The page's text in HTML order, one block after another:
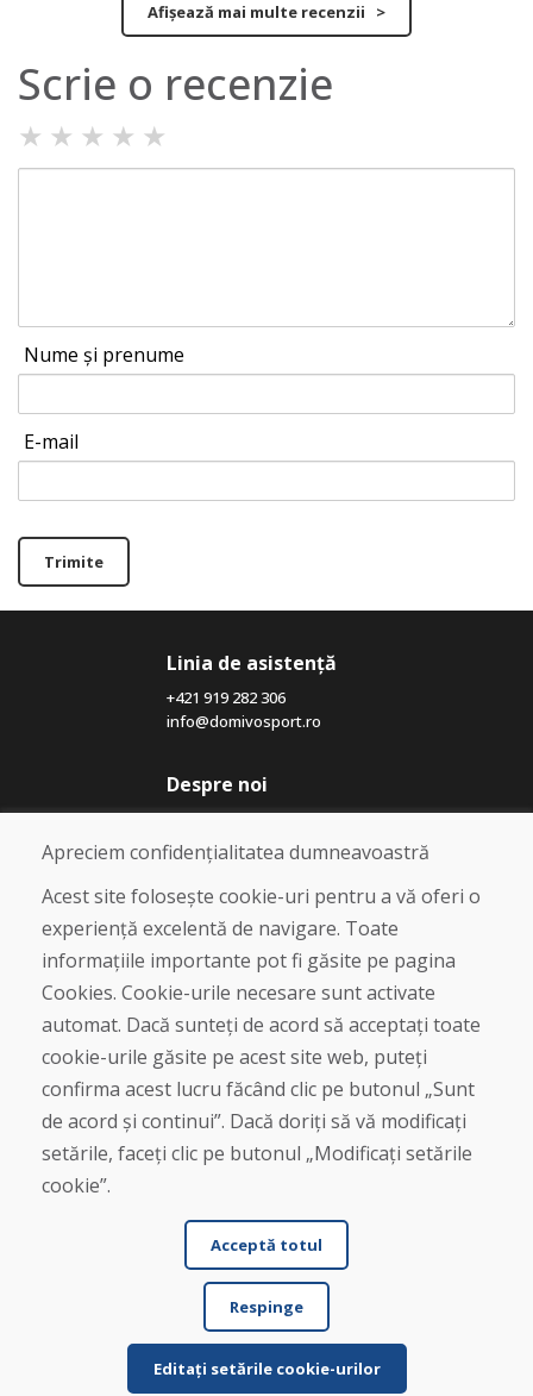
Afișează mai multe recenzii >
Scrie o recenzie
★ ★ ★ ★ ★
Nume și prenume
E-mail
Trimite
Linia de asistență
+421 919 282 306
info@domivosport.ro
Despre noi
Blog
Despre noi
Magazin
Contact
Cumpărare
Magazin online
Livrare și plată
Plângere
Retur și schimb de mărfuri
Protecția datelor cu caracter personal
Cookies
© DOMIVOSPORT 2026, Toate drepturile rezervate
Apreciem confidențialitatea dumneavoastră
Acest site folosește cookie-uri pentru a vă oferi o
experiență excelentă de navigare. Toate
informațiile importante pot fi găsite pe pagina
Cookies. Cookie-urile necesare sunt activate
automat. Dacă sunteți de acord să acceptați toate
cookie-urile găsite pe acest site web, puteți
confirma acest lucru făcând clic pe butonul „Sunt
de acord și continui”. Dacă doriți să vă modificați
setările, faceți clic pe butonul „Modificați setările
cookie”.
Acceptă totul
Respinge
Editați setările cookie-urilor